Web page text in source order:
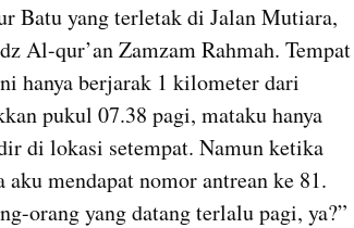
Batu yang terletak di Jalan Mutiara,
Al-qur’an Zamzam Rahmah. Tempat
hanya berjarak 1 kilometer dari
pukul 07.38 pagi, mataku hanya
di lokasi setempat. Namun ketika
mendapat nomor antrean ke 81.
orang yang datang terlalu pagi, ya?”